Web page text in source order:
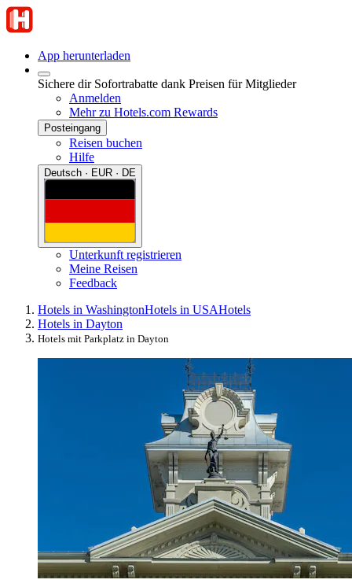
App herunterladen
Sichere dir Sofortrabatte dank Preisen für Mitglieder
Anmelden
Mehr zu Hotels.com Rewards
Posteingang
Reisen buchen
Hilfe
Deutsch · EUR · DE
Unterkunft registrieren
Meine Reisen
Feedback
Hotels in WashingtonHotels in USAHotels
Hotels in Dayton
Hotels mit Parkplatz in Dayton